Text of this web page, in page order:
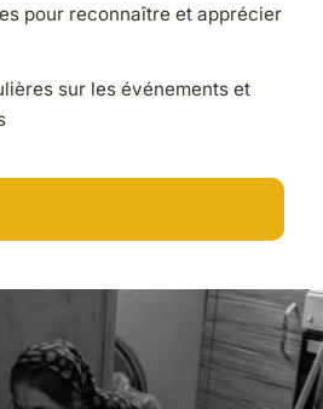
pour reconnaître et apprécier
sur les événements et